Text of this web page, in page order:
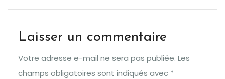
Laisser un commentaire
Votre adresse e-mail ne sera pas publiée. Les
champs obligatoires sont indiqués avec *